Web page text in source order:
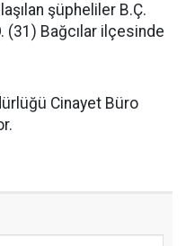
şüpheliler B.Ç.
(31) Bağcılar ilçesinde
Cinayet Büro